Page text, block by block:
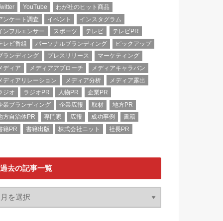
YouTube
わが社のヒット商品
ンケート調査
イベント
インスタグラム
ンフルエンサー
スポーツ テレビ
テレビPR
レビ番組
パーソナルブランディング
ピックアップ
ランディング
プレスリリース
マーケティング
ディア
メディアアプローチ
メディアキャラバン
ディアリレーション
メディア分析
メディア露出
ジオ
ラジオPR 人物PR
企業PR
業ブランディング
企業広報 取材
地方PR
方自治体PR
専門家 広報 成功事例
書籍
籍PR
書籍出版 株式会社ニット 社長PR
過去の記事一覧